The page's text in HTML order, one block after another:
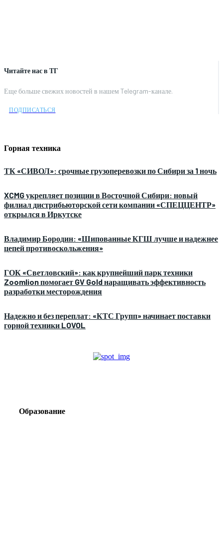
Читайте нас в ТГ
Еще больше свежих новостей в нашем Telegram-канале.
ПОДПИСАТЬСЯ
Горная техника
ТК «СИВОЛ»: срочные грузоперевозки по Сибири за 1 ночь
XCMG укрепляет позиции в Восточной Сибири: новый
филиал дистрибьюторской сети компании «СПЕЦЦЕНТР»
открылся в Иркутске
Владимир Бородин: «Шипованные КГШ лучше и надежнее
цепей противоскольжения»
ГОК «Светловский»: как крупнейший парк техники
Zoomlion помогает GV Gold наращивать эффективность
разработки месторождения
Надежно и без переплат: «КТС Групп» начинает поставки
горной техники LOVOL
Образование